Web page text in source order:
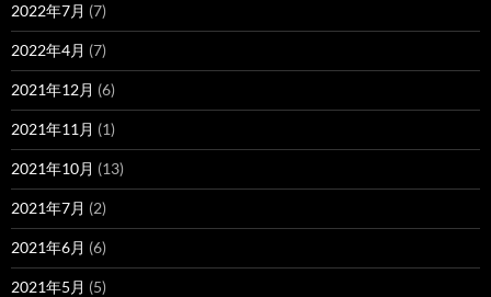
2022年7月 (7)
2022年4月 (7)
2021年12月 (6)
2021年11月 (1)
2021年10月 (13)
2021年7月 (2)
2021年6月 (6)
2021年5月 (5)